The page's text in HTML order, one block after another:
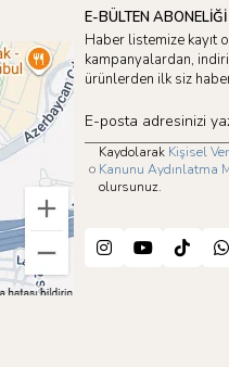
E-BÜLTEN ABONELİĞİ
Haber listemize kayıt
kampanyalardan,
ürünlerden ilk siz
Kaydolarak Kişisel
Kanunu Aydınlatma
olursunuz.